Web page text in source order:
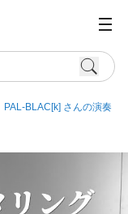
PAL-BLAC[k] さんの演奏